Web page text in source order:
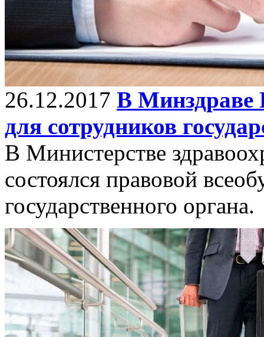
26.12.2017 В Минздраве
для сотрудников
В Министерстве
состоялся правовой
государственного органа.